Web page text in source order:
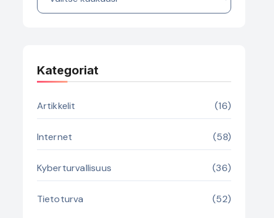
Kategoriat
Artikkelit (16)
Internet (58)
Kyberturvallisuus (36)
Tietoturva (52)